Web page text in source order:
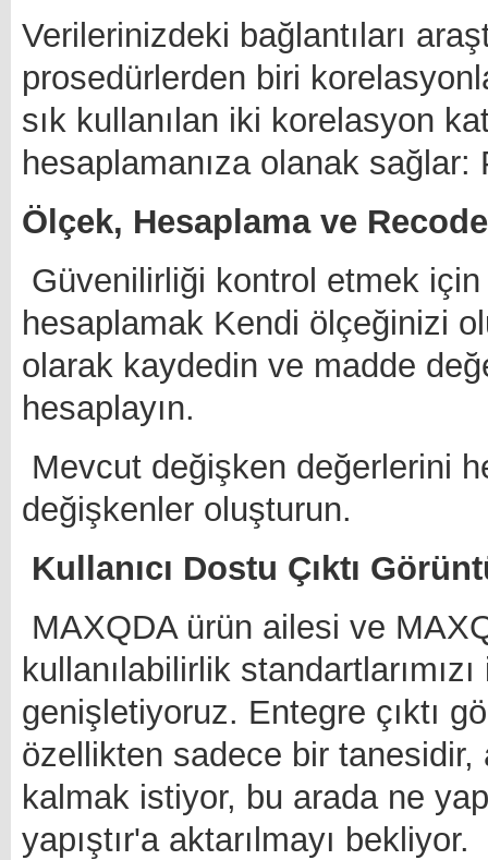
Verilerinizdeki bağlantıları
prosedürlerden biri
sık kullanılan iki korelasyon
hesaplamanıza olanak
Ölçek, Hesaplama ve Recode
Güvenilirliği kontrol etmek
hesaplamak Kendi ölçeğinizi
olarak kaydedin ve madde
hesaplayın.
Mevcut değişken değerlerini
değişkenler oluşturun.
Kullanıcı Dostu Çıktı
MAXQDA ürün ailesi ve
kullanılabilirlik
genişletiyoruz. Entegre çıktı
özellikten sadece bir
kalmak istiyor, bu arada ne
yapıştır'a aktarılmayı bekliyor.